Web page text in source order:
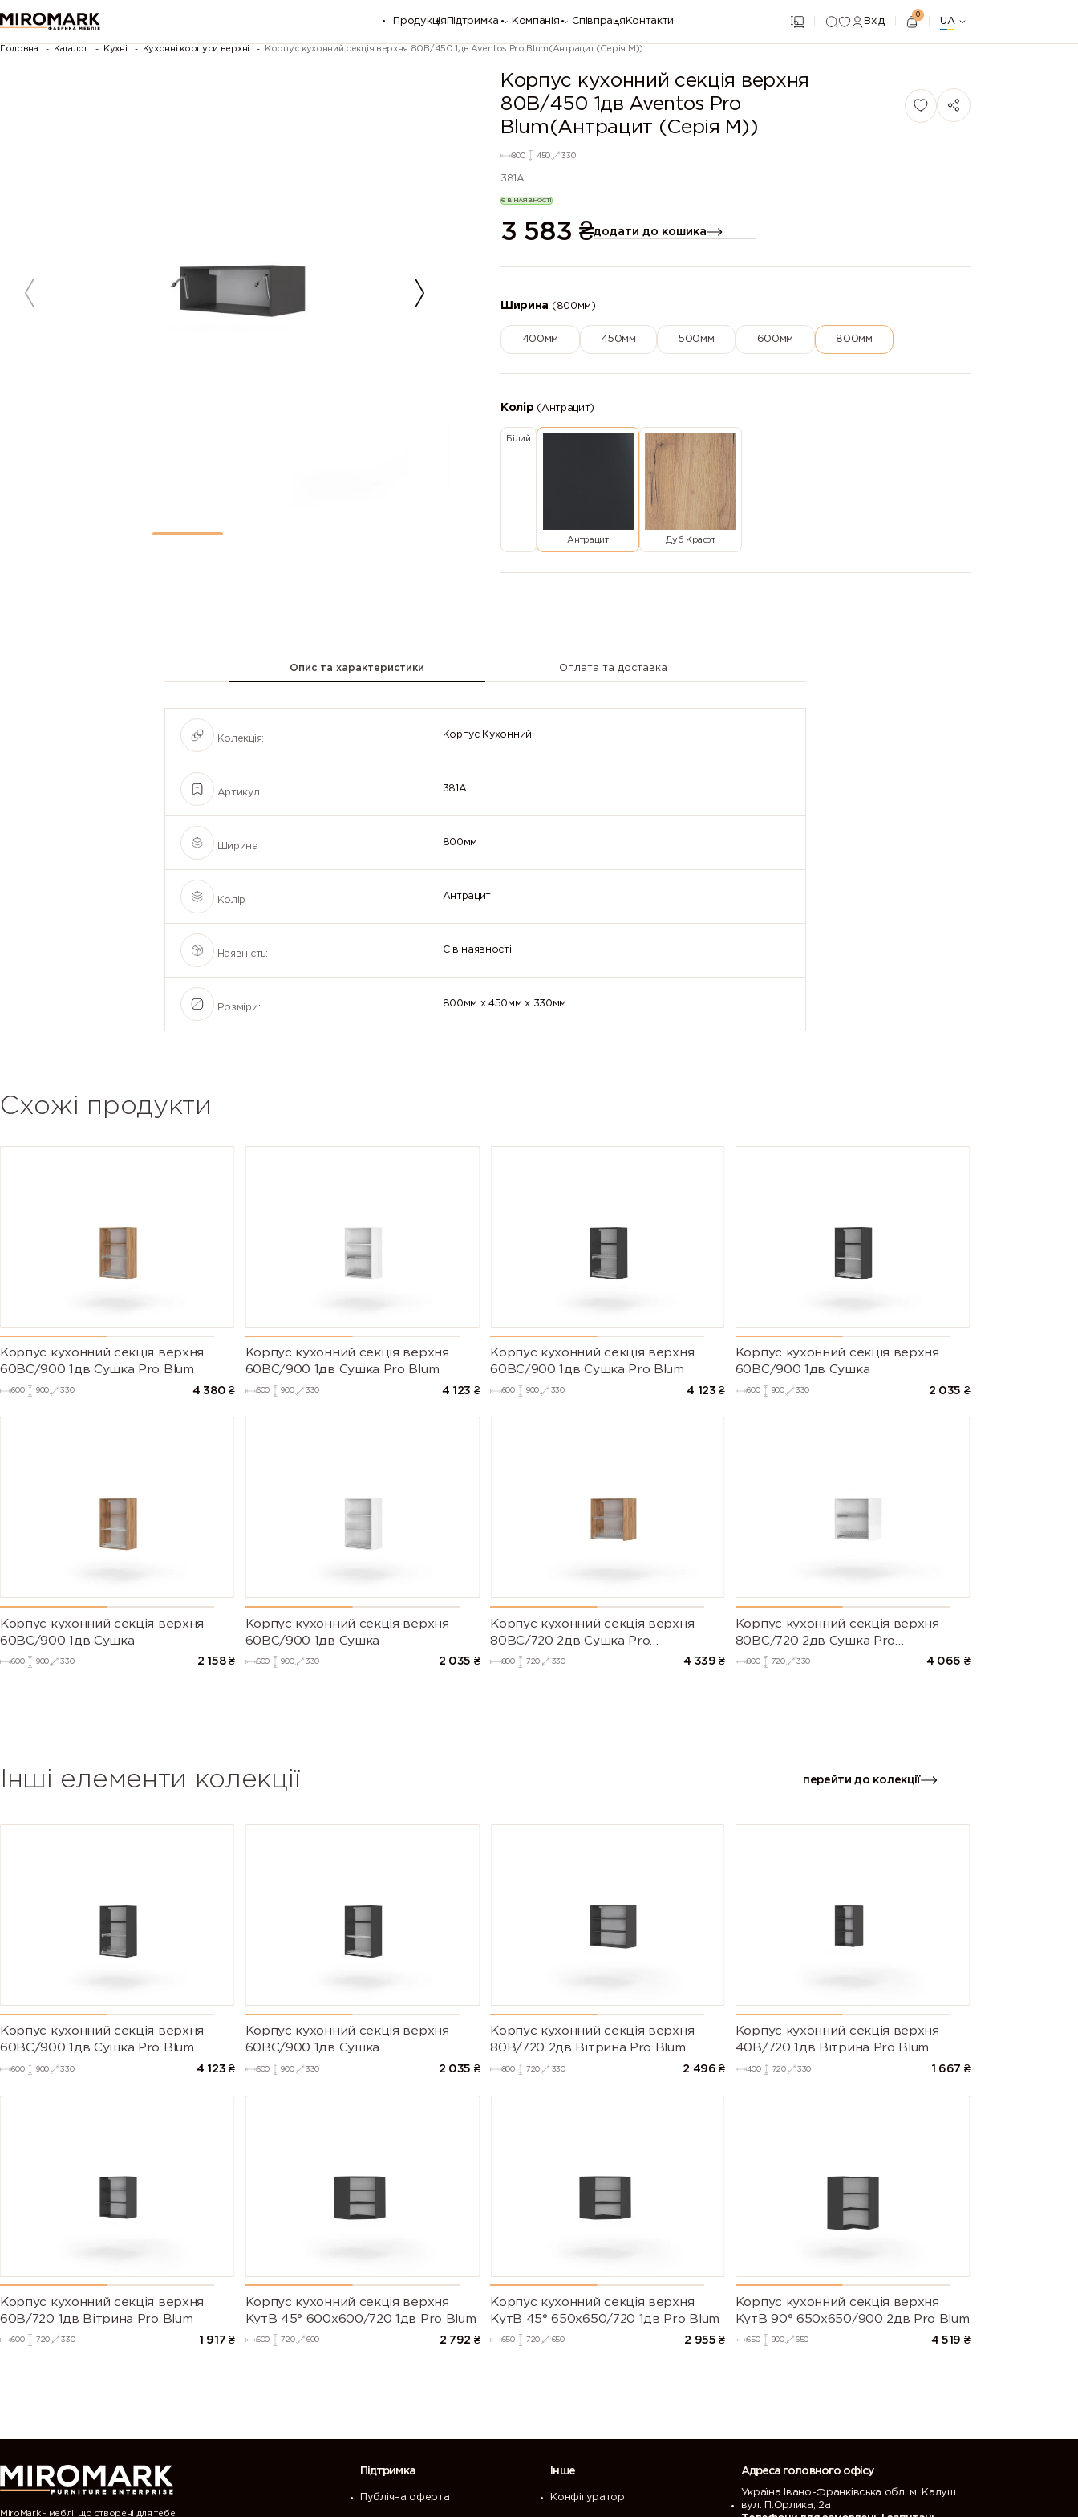
Продукція Підтримка Компанія Співпраця Контакти Вхід
0
UA
Головна Каталог Кухні Кухонні корпуси верхні Корпус кухонний секцiя верхня 80В/450 1дв Aventos Pro Blum(Антрацит (Серія М))
Корпус кухонний секцiя верхня
80В/450 1дв Aventos Pro
Blum(Антрацит (Серія М))
800 450 330
381A
Є В НАЯВНОСТІ
3 583 ₴додати до кошика
Ширина (800мм)
400мм 450мм 500мм 600мм 800мм
Колір (Антрацит)
Білий
Антрацит Дуб Крафт
Опис та характеристики Оплата та доставка
Колекція: Корпус Кухонний
Артикул: 381A
Ширина 800мм
Колір Антрацит
Наявність: Є в наявності
Розміри: 800мм x 450мм x 330мм
Схожі продукти
Корпус кухонний секцiя верхня
60ВС/900 1дв Сушка Pro Blum
600 900 330 4 380 ₴
Корпус кухонний секцiя верхня
60ВС/900 1дв Сушка Pro Blum
600 900 330 4 123 ₴
Корпус кухонний секцiя верхня
60ВС/900 1дв Сушка Pro Blum
600 900 330 4 123 ₴
Корпус кухонний секцiя верхня
60ВС/900 1дв Сушка
600 900 330 2 035 ₴
Корпус кухонний секцiя верхня
60ВС/900 1дв Сушка
600 900 330 2 158 ₴
Корпус кухонний секцiя верхня
60ВС/900 1дв Сушка
600 900 330 2 035 ₴
Корпус кухонний секцiя верхня
80ВС/720 2дв Сушка Pro
Blum+Rejs(Дуб Крафт (Серія М))
800 720 330 4 339 ₴
Корпус кухонний секцiя верхня
80ВС/720 2дв Сушка Pro
Blum+Rejs(Білий (Серія М))
800 720 330 4 066 ₴
Інші елементи колекції перейти до колекції
Корпус кухонний секцiя верхня
60ВС/900 1дв Сушка Pro Blum
600 900 330 4 123 ₴
Корпус кухонний секцiя верхня
60ВС/900 1дв Сушка
600 900 330 2 035 ₴
Корпус кухонний секцiя верхня
80В/720 2дв Вітрина Pro Blum
800 720 330 2 496 ₴
Корпус кухонний секцiя верхня
40В/720 1дв Вітрина Pro Blum
400 720 330 1 667 ₴
Корпус кухонний секцiя верхня
60В/720 1дв Вітрина Pro Blum
600 720 330 1 917 ₴
Корпус кухонний секцiя верхня
КутВ 45° 600х600/720 1дв Pro Blum
600 720 600 2 792 ₴
Корпус кухонний секцiя верхня
КутВ 45° 650х650/720 1дв Pro Blum
650 720 650 2 955 ₴
Корпус кухонний секцiя верхня
КутВ 90° 650х650/900 2дв Pro Blum
650 900 650 4 519 ₴
MiroMark - меблі, що створені для тебе
Підтримка
Публічна оферта
Інше
Конфігуратор
Адреса головного офісу
Україна Івано-Франківська обл. м. Калуш
вул. П.Орлика, 2а